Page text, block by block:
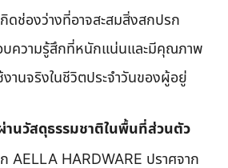
กิดช่องว่างที่อาจสะสมสิ่งสกปรก
บความรู้สึกที่หนักแน่นและมีคุณภาพ
านจริงในชีวิตประจำวันของผู้อยู่
านวัสดุธรรมชาติในพื้นที่ส่วนตัว
AELLA HARDWARE ปราศจาก